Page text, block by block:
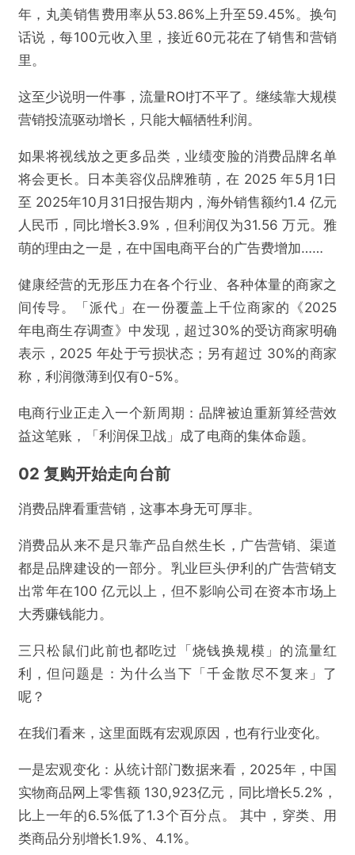
年，丸美销售费用率从53.86%上升至59.45%。换句
话说，每100元收入里，接近60元花在了销售和营销
里。
这至少说明一件事，流量ROI打不平了。继续靠大规模
营销投流驱动增长，只能大幅牺牲利润。
如果将视线放之更多品类，业绩变脸的消费品牌名单
将会更长。日本美容仪品牌雅萌，在 2025 年5月1日
至 2025年10月31日报告期内，海外销售额约1.4 亿元
人民币，同比增长3.9%，但利润仅为31.56 万元。雅
萌的理由之一是，在中国电商平台的广告费增加……
健康经营的无形压力在各个行业、各种体量的商家之
间传导。「派代」在一份覆盖上千位商家的《2025
年电商生存调查》中发现，超过30%的受访商家明确
表示，2025 年处于亏损状态；另有超过 30%的商家
称，利润微薄到仅有0-5%。
电商行业正走入一个新周期：品牌被迫重新算经营效
益这笔账，「利润保卫战」成了电商的集体命题。
02 复购开始走向台前
消费品牌看重营销，这事本身无可厚非。
消费品从来不是只靠产品自然生长，广告营销、渠道
都是品牌建设的一部分。乳业巨头伊利的广告营销支
出常年在100 亿元以上，但不影响公司在资本市场上
大秀赚钱能力。
三只松鼠们此前也都吃过「烧钱换规模」的流量红
利，但问题是：为什么当下「千金散尽不复来」了
呢？
在我们看来，这里面既有宏观原因，也有行业变化。
一是宏观变化：从统计部门数据来看，2025年，中国
实物商品网上零售额 130,923亿元，同比增长5.2%，
比上一年的6.5%低了1.3个百分点。 其中，穿类、用
类商品分别增长1.9%、4.1%。